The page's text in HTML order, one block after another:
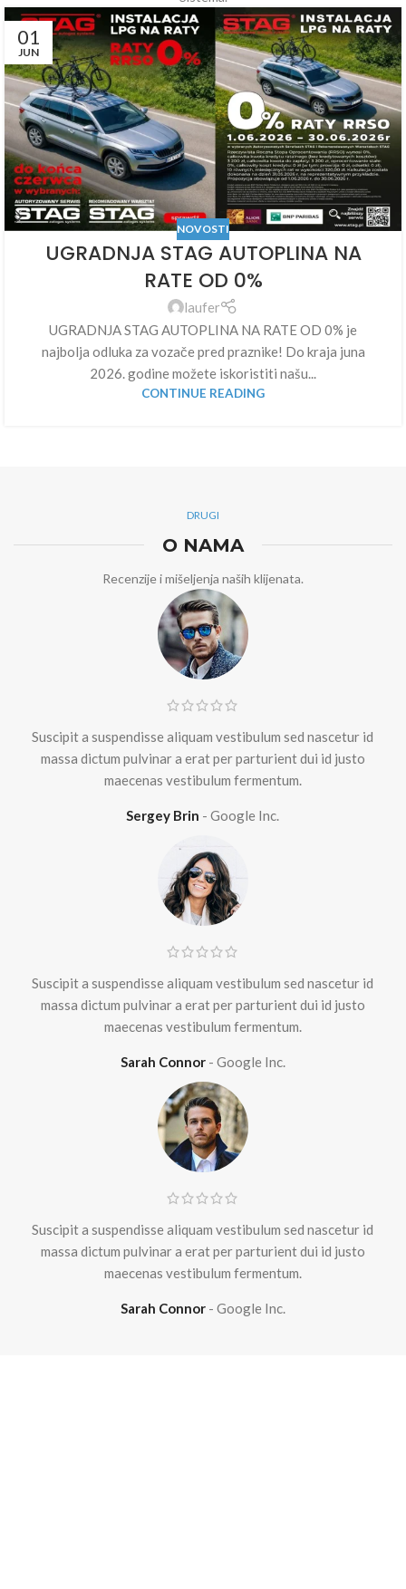
01
JUN
NOVOSTI
UGRADNJA STAG AUTOPLINA NA
RATE OD 0%
laufer
UGRADNJA STAG AUTOPLINA NA RATE OD 0% je
najbolja odluka za vozače pred praznike! Do kraja juna
2026. godine možete iskoristiti našu...
CONTINUE READING
DRUGI
O NAMA
Recenzije i mišeljenja naših klijenata.
Suscipit a suspendisse aliquam vestibulum sed nascetur id
massa dictum pulvinar a erat per parturient dui id justo
maecenas vestibulum fermentum.
Sergey Brin Google Inc.
Suscipit a suspendisse aliquam vestibulum sed nascetur id
massa dictum pulvinar a erat per parturient dui id justo
maecenas vestibulum fermentum.
Sarah Connor Google Inc.
Suscipit a suspendisse aliquam vestibulum sed nascetur id
massa dictum pulvinar a erat per parturient dui id justo
maecenas vestibulum fermentum.
Sarah Connor Google Inc.